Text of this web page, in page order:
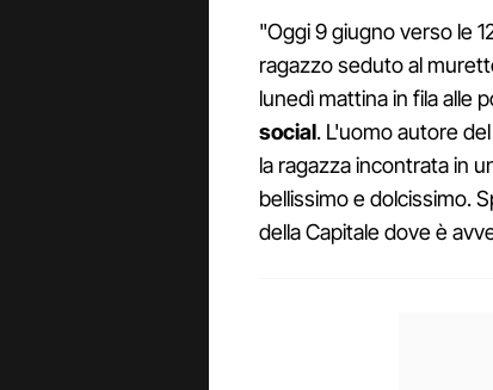
"Oggi 9 giugno verso le
ragazzo seduto al
lunedì mattina in fila alle
social. L'uomo autore
la ragazza incontrata in
bellissimo e dolcissimo.
della Capitale dove è